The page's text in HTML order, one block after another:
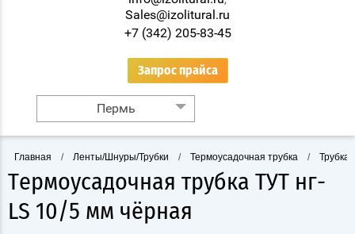
Sales@izolitural.ru
+7 (342) 205-83-45
Запрос прайса
Пермь
Главная / Ленты/Шнуры/Трубки / Термоусадочная трубка / Трубка
Термоусадочная трубка ТУТ нг-
LS 10/5 мм чёрная